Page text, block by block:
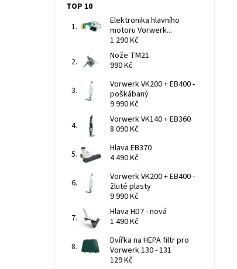
TOP 10
Elektronika hlavního
motoru Vorwerk...
1 290 Kč
Nože TM21
990 Kč
Vorwerk VK200 + EB400 -
poškábaný
9 990 Kč
Vorwerk VK140 + EB360
8 090 Kč
Hlava EB370
4 490 Kč
Vorwerk VK200 + EB400 -
žluté plasty
9 990 Kč
Hlava HD7 - nová
1 490 Kč
Dvířka na HEPA filtr pro
Vorwerk 130 - 131
129 Kč